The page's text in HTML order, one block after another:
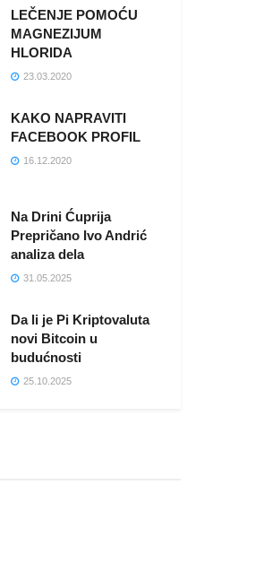
LEČENJE POMOĆU
MAGNEZIJUM
HLORIDA
23.03.2020
KAKO NAPRAVITI
FACEBOOK PROFIL
16.12.2020
Na Drini Ćuprija
Prepričano Ivo Andrić
analiza dela
31.05.2025
Da li je Pi Kriptovaluta
novi Bitcoin u
budućnosti
25.10.2025